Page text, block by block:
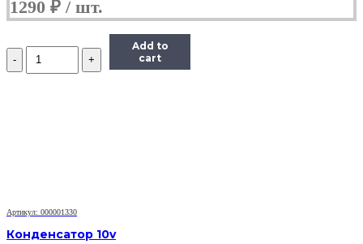
1290 ₽
Количество
Кабель
Add to
cart
Артикул: 000001330
Конденсатор 10v